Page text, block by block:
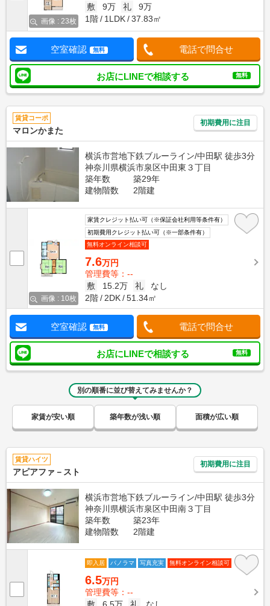
画像 : 23枚
敷
9万 礼
9万
1階
1LDK 37.83㎡
空室確認 無料 電話で問合せ
お店にLINEで相談する 無料
賃貸コーポ
マロンかまた
初期費用に注目
横浜市営地下鉄ブルーライン/中田駅 徒歩3分
神奈川県横浜市泉区中田東３丁目
築年数
築29年
建物階数
2階建
画像 : 10枚
家賃クレジット払い可（※保証会社利用等条件有）
初期費用クレジット払い可（※一部条件有）
無料オンライン相談可
7.6万円
管理費等：--
敷
15.2万 礼
なし
2階
2DK 51.34㎡
空室確認 無料 電話で問合せ
お店にLINEで相談する 無料
別の順番に並び替えてみませんか？
家賃が安い順 築年数が浅い順 面積が広い順
賃貸ハイツ
アピアファ－スト
初期費用に注目
横浜市営地下鉄ブルーライン/中田駅 徒歩3分
神奈川県横浜市泉区中田南３丁目
築年数
築23年
建物階数
2階建
即入居 パノラマ 写真充実 無料オンライン相談可
6.5万円
管理費等：--